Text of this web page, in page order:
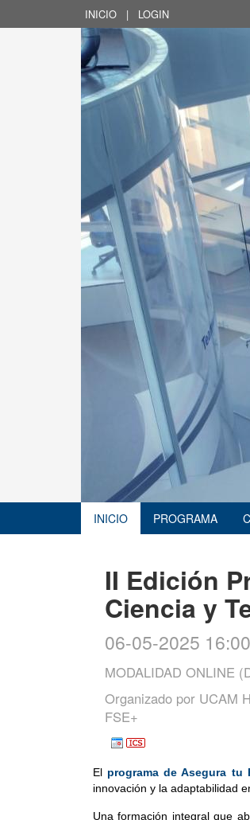
INICIO | LOGIN
INICIO PROGRAMA
II Edición
Ciencia y
06-05-2025 16:00
MODALIDAD ONLINE
Organizado por UCAM
FSE+
El programa de Asegura tu
innovación y la adaptabilidad
Una formación integral que